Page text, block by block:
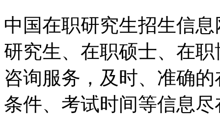
中国在职研究生招生信
研究生、在职硕士、在
咨询服务，及时、准确
条件、考试时间等信息